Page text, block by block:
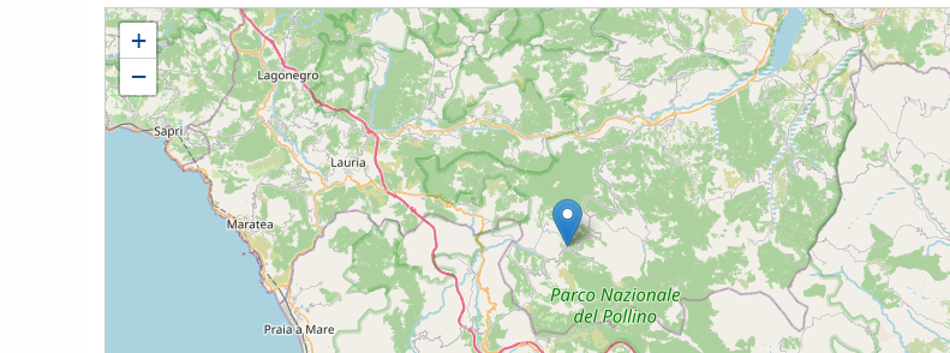
Viggianello - Parrocchia B. V. Maria del Carmelo
+
−